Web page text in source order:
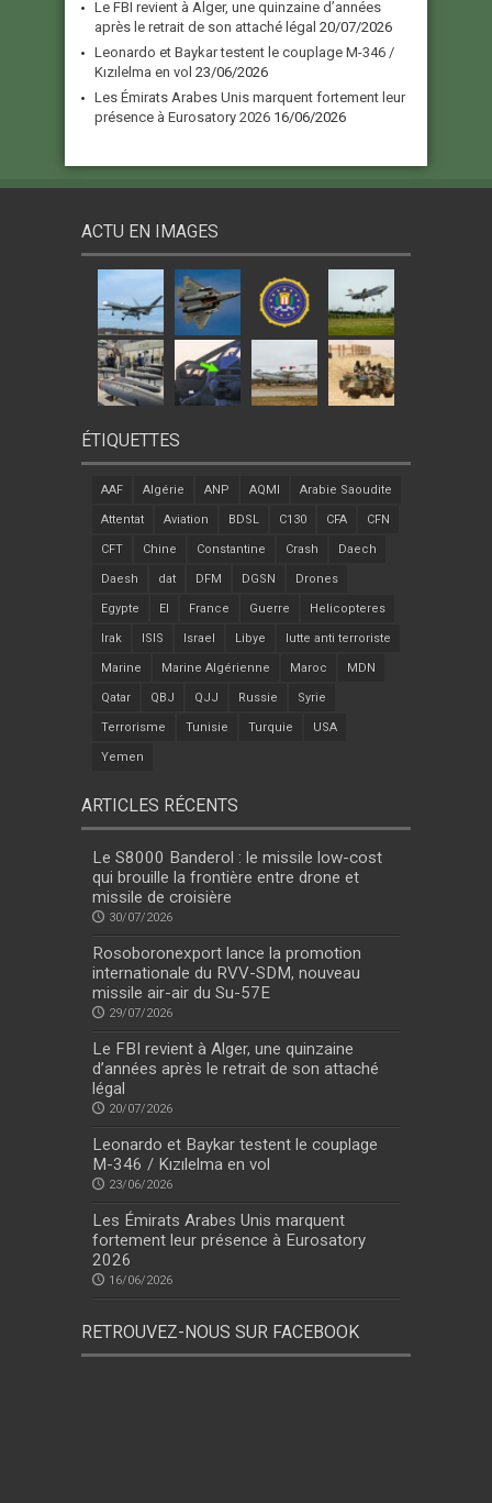
Le FBI revient à Alger, une quinzaine d’années
après le retrait de son attaché légal 20/07/2026
Leonardo et Baykar testent le couplage M-346 /
Kızılelma en vol 23/06/2026
Les Émirats Arabes Unis marquent fortement leur
présence à Eurosatory 2026 16/06/2026
ACTU EN IMAGES
ÉTIQUETTES
AAF Algérie ANP AQMI Arabie Saoudite
Attentat Aviation BDSL C130 CFA CFN
CFT Chine Constantine Crash Daech
Daesh dat DFM DGSN Drones
Egypte EI France Guerre Helicopteres
Irak ISIS Israel Libye lutte anti terroriste
Marine Marine Algérienne Maroc MDN
Qatar QBJ QJJ Russie Syrie
Terrorisme Tunisie Turquie USA
Yemen
ARTICLES RÉCENTS
Le S8000 Banderol : le missile low-cost
qui brouille la frontière entre drone et
missile de croisière
30/07/2026
Rosoboronexport lance la promotion
internationale du RVV-SDM, nouveau
missile air-air du Su-57E
29/07/2026
Le FBI revient à Alger, une quinzaine
d’années après le retrait de son attaché
légal
20/07/2026
Leonardo et Baykar testent le couplage
M-346 / Kızılelma en vol
23/06/2026
Les Émirats Arabes Unis marquent
fortement leur présence à Eurosatory
2026
16/06/2026
RETROUVEZ-NOUS SUR FACEBOOK